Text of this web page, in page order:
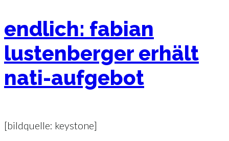
endlich: fabian
lustenberger erhält
nati-aufgebot
[bildquelle: keystone]